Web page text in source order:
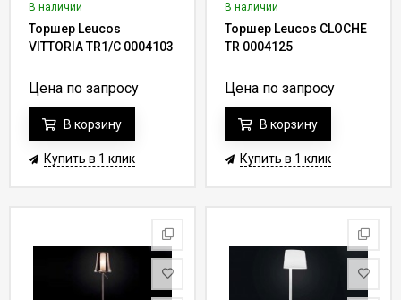
В наличии
Торшер Leucos
VITTORIA TR1/C 0004103
Цена по запросу
В корзину
Купить в 1 клик
В наличии
Торшер Leucos CLOCHE
TR 0004125
Цена по запросу
В корзину
Купить в 1 клик